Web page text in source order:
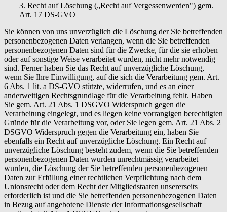
3. Recht auf Löschung („Recht auf Vergessenwerden") gem.
Art. 17 DS-GVO
Sie können von uns unverzüglich die Löschung der Sie betreffenden
personenbezogenen Daten verlangen, wenn die Sie betreffenden
personenbezogenen Daten sind für die Zwecke, für die sie erhoben
oder auf sonstige Weise verarbeitet wurden, nicht mehr notwendig
sind. Ferner haben Sie das Recht auf unverzügliche Löschung,
wenn Sie Ihre Einwilligung, auf die sich die Verarbeitung gem. Art.
6 Abs. 1 lit. a DS-GVO stützte, widerrufen, und es an einer
anderweitigen Rechtsgrundlage für die Verarbeitung fehlt. Haben
Sie gem. Art. 21 Abs. 1 DSGVO Widerspruch gegen die
Verarbeitung eingelegt, und es liegen keine vorrangigen berechtigten
Gründe für die Verarbeitung vor, oder Sie legen gem. Art. 21 Abs. 2
DSGVO Widerspruch gegen die Verarbeitung ein, haben Sie
ebenfalls ein Recht auf unverzügliche Löschung. Ein Recht auf
unverzügliche Löschung besteht zudem, wenn die Sie betreffenden
personenbezogenen Daten wurden unrechtmässig verarbeitet
wurden, die Löschung der Sie betreffenden personenbezogenen
Daten zur Erfüllung einer rechtlichen Verpflichtung nach dem
Unionsrecht oder dem Recht der Mitgliedstaaten unsererseits
erforderlich ist und die Sie betreffenden personenbezogenen Daten
in Bezug auf angebotene Dienste der Informationsgesellschaft